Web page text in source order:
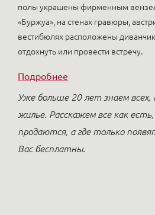
полы украшены фирменным
«Буржуа», на стенах гравюры,
вестибюлях расположены
отдохнуть или провести встречу.
Подробнее
Уже больше 20 лет знаем
жилье. Расскажем все как
продаются, а где только
Вас бесплатны.